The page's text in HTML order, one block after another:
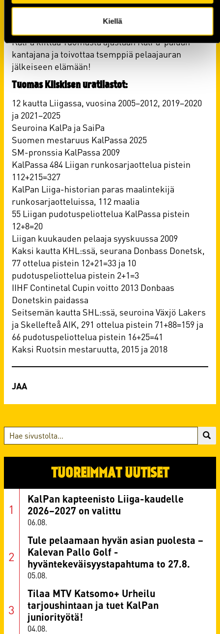
Kiellä
etenkin kannattajia. Nyt on tullut aika lopettaa,
KalPa kiittää Tuomasta ajastaan KalPa-paidan
kantajana ja toivottaa tsemppiä pelaajauran
jälkeiseen elämään!
Tuomas Kiiskisen uratilastot:
12 kautta Liigassa, vuosina 2005–2012, 2019–2020
ja 2021–2025
Seuroina KalPa ja SaiPa
Suomen mestaruus KalPassa 2025
SM-pronssia KalPassa 2009
KalPassa 484 Liigan runkosarjaottelua pistein
112+215=327
KalPan Liiga-historian paras maalintekijä
runkosarjaotteluissa, 112 maalia
55 Liigan pudotuspeliottelua KalPassa pistein
12+8=20
Liigan kuukauden pelaaja syyskuussa 2009
Kaksi kautta KHL:ssä, seurana Donbass Donetsk,
77 ottelua pistein 12+21=33 ja 10
pudotuspeliottelua pistein 2+1=3
IIHF Continetal Cupin voitto 2013 Donbaas
Donetskin paidassa
Seitsemän kautta SHL:ssä, seuroina Växjö Lakers
ja Skellefteå AIK, 291 ottelua pistein 71+88=159 ja
66 pudotuspeliottelua pistein 16+25=41
Kaksi Ruotsin mestaruutta, 2015 ja 2018
TUOREIMMAT UUTISET
06.08.
KalPan kapteenisto Liiga-kaudelle
2026–2027 on valittu
05.08.
Tule pelaamaan hyvän asian puolesta –
Kalevan Pallo Golf -
hyväntekeväisyystapahtuma to 27.8.
04.08.
Tilaa MTV Katsomo+ Urheilu
tarjoushintaan ja tuet KalPan
juniorityötä!